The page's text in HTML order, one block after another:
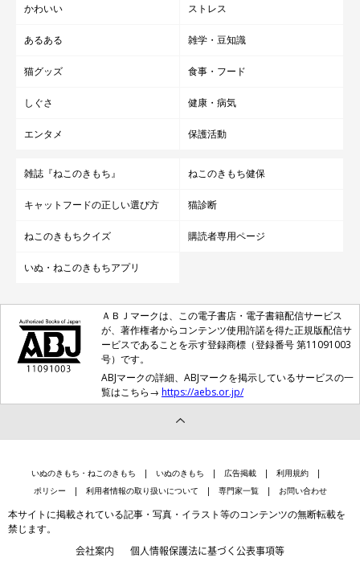
かわいい ストレス
あるある 雑学・豆知識
猫グッズ 食事・フード
しぐさ 健康・病気
エンタメ 保護活動
雑誌『ねこのきもち』 ねこのきもち健保
キャットフードの正しい選び方 猫診断
ねこのきもちクイズ 購読者専用ページ
いぬ・ねこのきもちアプリ
ＡＢＪマークは、この電子書店・電子書籍配信サービス
が、著作権者からコンテンツ使用許諾を得た正規版配信サ
ービスであることを示す登録商標（登録番号 第11091003
号）です。
ABJマークの詳細、ABJマークを掲示しているサービスの一
覧はこちら→ https://aebs.or.jp/
いぬのきもち・ねこのきもち いぬのきもち 広告掲載
利用規約
ポリシー
利用者情報の取り扱いについて 専門家一覧 お問い合わせ
本サイトに掲載されている記事・写真・イラスト等のコンテンツの無断転載を
禁じます。
会社案内 個人情報保護法に基づく公表事項等